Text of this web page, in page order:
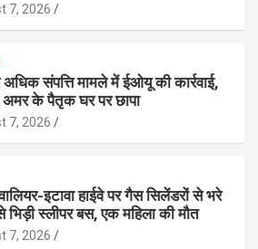
7, 2026
संपत्ति मामले में ईओयू की कार्रवाई,
के पैतृक घर पर छापा
7, 2026
इटावा हाईवे पर गैस सिलेंडरों से भरे
स्लीपर बस, एक महिला की मौत
7, 2026